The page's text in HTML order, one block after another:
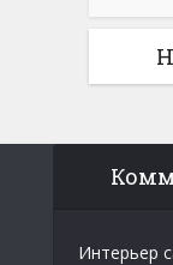
Интерьер